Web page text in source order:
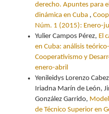
derecho. Apuntes para
dinámica en Cuba ,
Núm. 1 (2015): Enero-
Yulier Campos Pérez, El
en Cuba: análisis
Cooperativismo y
enero-abril
Yenileidys Lorenzo
Iriadna Marín de León,
González Garrido,
de Técnico Superior en